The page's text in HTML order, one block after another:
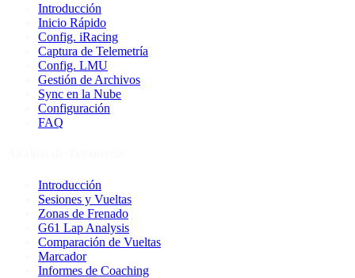
Introducción
Inicio Rápido
Config. iRacing
Captura de Telemetría
Config. LMU
Gestión de Archivos
Sync en la Nube
Configuración
FAQ
Introducción
Sesiones y Vueltas
Zonas de Frenado
G61 Lap Analysis
Comparación de Vueltas
Marcador
Informes de Coaching